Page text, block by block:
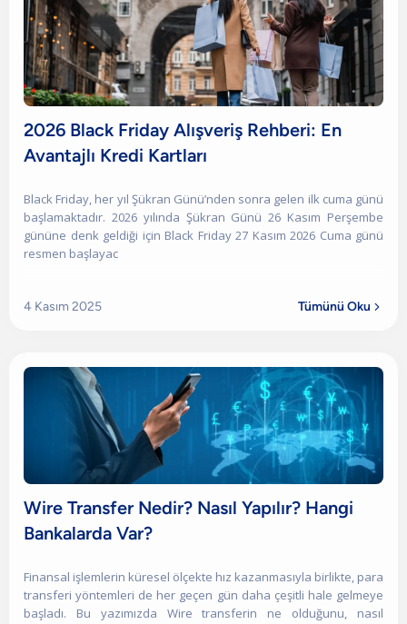
2026 Black Friday Alışveriş Rehberi: En
Avantajlı Kredi Kartları
Black Friday, her yıl Şükran Günü’nden sonra gelen ilk cuma günü
başlamaktadır. 2026 yılında Şükran Günü 26 Kasım Perşembe
gününe denk geldiği için Black Friday 27 Kasım 2026 Cuma günü
resmen başlayac
4 Kasım 2025 Tümünü Oku 
Wire Transfer Nedir? Nasıl Yapılır? Hangi
Bankalarda Var?
Finansal işlemlerin küresel ölçekte hız kazanmasıyla birlikte, para
transferi yöntemleri de her geçen gün daha çeşitli hale gelmeye
başladı. Bu yazımızda Wire transferin ne olduğunu, nasıl